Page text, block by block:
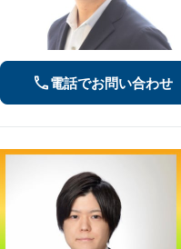
電話でお問い合わせ